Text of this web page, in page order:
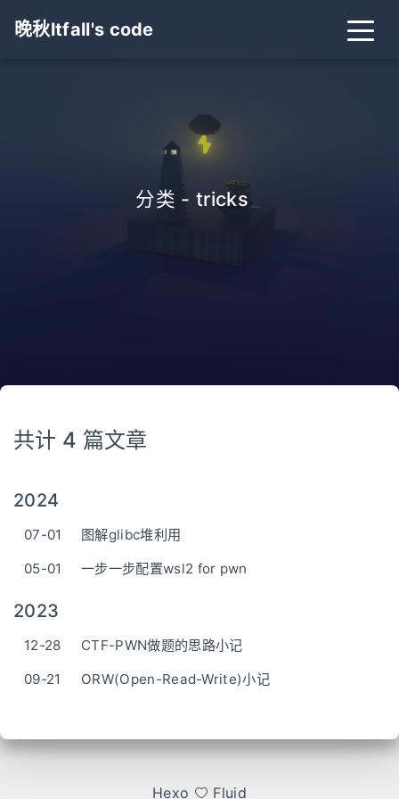
晚秋ltfall's code
分类 - tricks
共计 4 篇文章
2024
07-01
图解glibc堆利用
05-01
一步一步配置wsl2 for pwn
2023
12-28
CTF-PWN做题的思路小记
09-21
ORW(Open-Read-Write)小记
Hexo Fluid